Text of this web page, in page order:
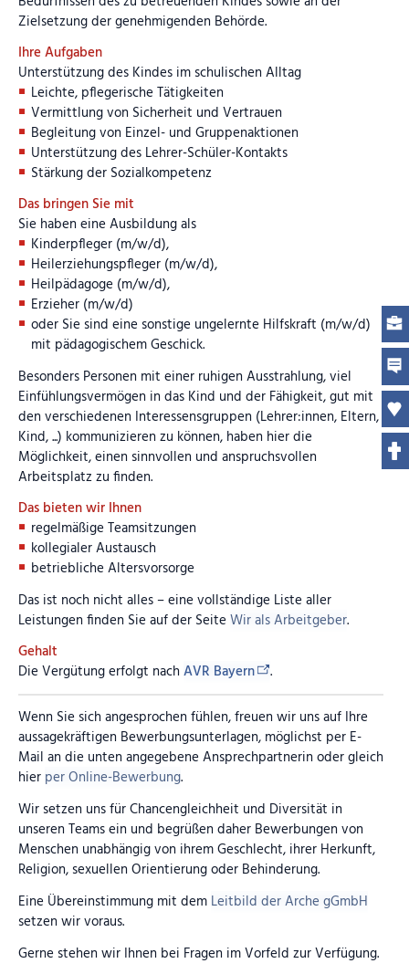
Zielsetzung der genehmigenden Behörde.
Ihre Aufgaben
Unterstützung des Kindes im schulischen Alltag
Leichte, pflegerische Tätigkeiten
Vermittlung von Sicherheit und Vertrauen
Begleitung von Einzel- und Gruppenaktionen
Unterstützung des Lehrer-Schüler-Kontakts
Stärkung der Sozialkompetenz
Das bringen Sie mit
Sie haben eine Ausbildung als
Kinderpfleger (m/w/d),
Heilerziehungspfleger (m/w/d),
Heilpädagoge (m/w/d),
Erzieher (m/w/d)
oder Sie sind eine sonstige ungelernte Hilfskraft (m/w/d)
mit pädagogischem Geschick.
Besonders Personen mit einer ruhigen Ausstrahlung, viel
Einfühlungsvermögen in das Kind und der Fähigkeit, gut mit
den verschiedenen Interessensgruppen (Lehrer:innen, Eltern,
Kind, ...) kommunizieren zu können, haben hier die
Möglichkeit, einen sinnvollen und anspruchsvollen
Arbeitsplatz zu finden.
Das bieten wir Ihnen
regelmäßige Teamsitzungen
kollegialer Austausch
betriebliche Altersvorsorge
Das ist noch nicht alles – eine vollständige Liste aller
Leistungen finden Sie auf der Seite Wir als Arbeitgeber.
Gehalt
Die Vergütung erfolgt nach AVR Bayern .
Wenn Sie sich angesprochen fühlen, freuen wir uns auf Ihre
aussagekräftigen Bewerbungsunterlagen, möglichst per E-
Mail an die unten angegebene Ansprechpartnerin oder gleich
hier per Online-Bewerbung.
Wir setzen uns für Chancengleichheit und Diversität in
unseren Teams ein und begrüßen daher Bewerbungen von
Menschen unabhängig von ihrem Geschlecht, ihrer Herkunft,
Religion, sexuellen Orientierung oder Behinderung.
Eine Übereinstimmung mit dem Leitbild der Arche gGmbH
setzen wir voraus.
Gerne stehen wir Ihnen bei Fragen im Vorfeld zur Verfügung.